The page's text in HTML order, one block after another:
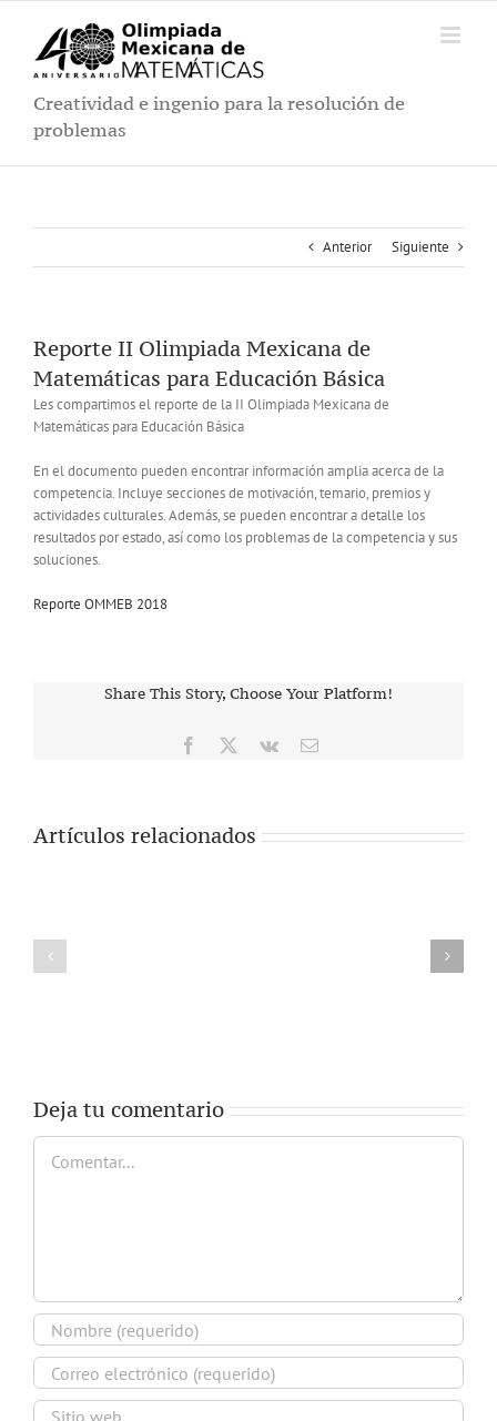
contenido
Creatividad e ingenio para la resolución de
problemas
Anterior Siguiente
Reporte II Olimpiada Mexicana de
Matemáticas para Educación Básica
Les compartimos el reporte de la II Olimpiada Mexicana de
Matemáticas para Educación Básica
En el documento pueden encontrar información amplia acerca de la
competencia. Incluye secciones de motivación, temario, premios y
actividades culturales. Además, se pueden encontrar a detalle los
resultados por estado, así como los problemas de la competencia y sus
soluciones.
Reporte OMMEB 2018
Share This Story, Choose Your Platform!
Facebook Vk
Correo
Artículos relacionados
Deja tu comentario
Comentar